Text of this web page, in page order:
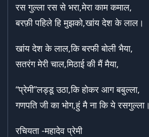
रस गुल्ला रस से भरा,मेरा काम कमाल,
बरफ़ी पहिले हि मुझको,खांय देश के लाल।
खांय देश के लाल,कि बरफी बोली भैया,
सतरंग मेरी चाल,मिठाई की मैं मैया,
“प्रेमी”लड्डू उठा,कि होकर आग बबुल्ला,
गणपति जी का भोग,हुं मै ना कि ये रसगुल्ला।
रचियता -महादेव प्रेमी